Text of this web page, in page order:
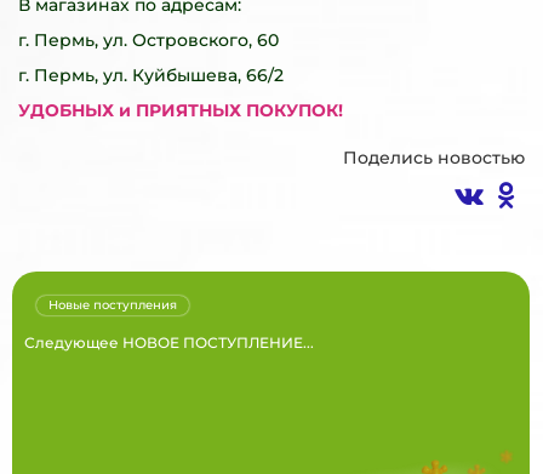
В магазинах по адресам:
г. Пермь, ул. Островского, 60
г. Пермь, ул. Куйбышева, 66/2
УДОБНЫХ и ПРИЯТНЫХ ПОКУПОК!
Поделись новостью
Следующее НОВОЕ ПОСТУПЛЕНИЕ...
Новые поступления